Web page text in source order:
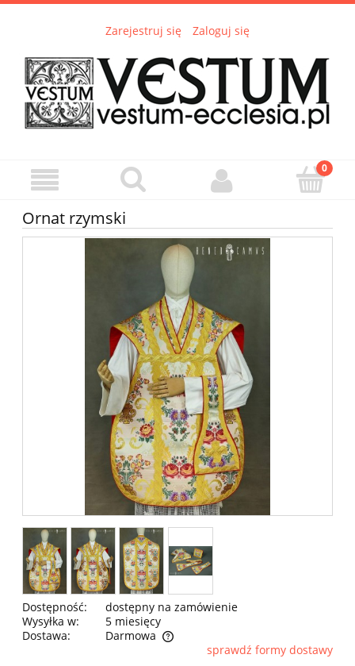
Zarejestruj się Zaloguj się
Ornat rzymski
Dostępność:
dostępny na zamówienie
Wysyłka w:
5 miesięcy
Dostawa:
Darmowa
Cena nie zawiera ewentualnych kosztów płatności
sprawdź formy dostawy